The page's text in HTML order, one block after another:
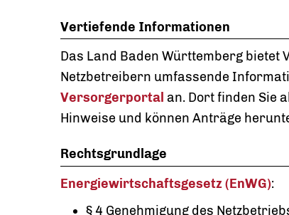
Vertiefende Informationen
Das Land Baden Württemberg
Netzbetreibern umfassende
Versorgerportal an. Dort finden Sie
Hinweise und können Anträge
Rechtsgrundlage
Energiewirtschaftsgesetz (EnWG):
§ 4 Genehmigung des